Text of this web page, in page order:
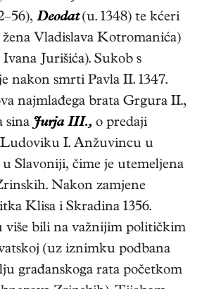
Deodat(u. 1348) te kćeri
žena Vladislava Kotromanića)
Jurišića). Sukob s
nakon smrti Pavla II. 1347.
najmlađega brata Grgura II.,
sina Jurja III., o predaji
I. Anžuvincu u
Slavoniji, čime je utemeljena
Nakon zamjene
Klisa i Skradina 1356.
više bili na važnijim političkim
(uz iznimku podbana
građanskoga rata početkom